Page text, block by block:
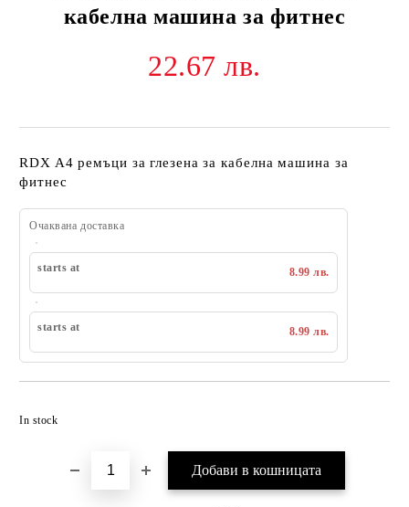
кабелна машина за фитнес
22.67 лв.
RDX A4 ремъци за глезена за кабелна машина за
фитнес
Очаквана доставка
starts at 8.99 лв.
starts at 8.99 лв.
In stock